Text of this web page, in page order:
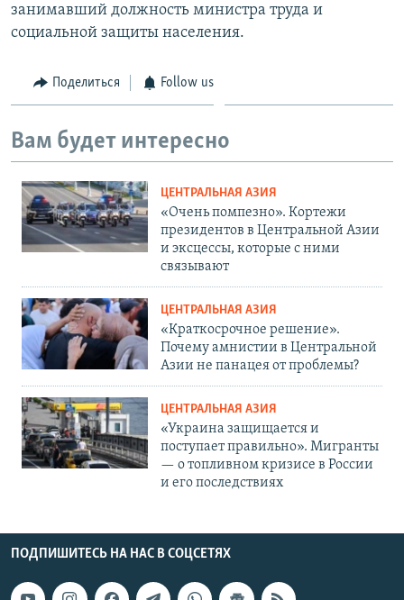
занимавший должность министра труда и
социальной защиты населения.
Поделиться Follow us
Вам будет интересно
ЦЕНТРАЛЬНАЯ АЗИЯ
«Очень помпезно». Кортежи
президентов в Центральной Азии
и эксцессы, которые с ними
связывают
ЦЕНТРАЛЬНАЯ АЗИЯ
«Краткосрочное решение».
Почему амнистии в Центральной
Азии не панацея от проблемы?
ЦЕНТРАЛЬНАЯ АЗИЯ
«Украина защищается и
поступает правильно». Мигранты
— о топливном кризисе в России
и его последствиях
ПОДПИШИТЕСЬ НА НАС В СОЦСЕТЯХ